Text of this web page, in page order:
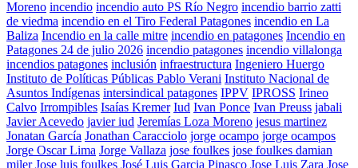
Moreno incendio incendio auto PS Río Negro incendio barrio zatti
de viedma incendio en el Tiro Federal Patagones incendio en La
Baliza Incendio en la calle mitre incendio en patagones Incendio en
Patagones 24 de julio 2026 incendio patagones incendio villalonga
incendios patagones inclusión infraestructura Ingeniero Huergo
Instituto de Políticas Públicas Pablo Verani Instituto Nacional de
Asuntos Indígenas intersindical patagones IPPV IPROSS Irineo
Calvo Irrompibles Isaías Kremer Iud Ivan Ponce Ivan Preuss jabali
Javier Acevedo javier iud Jeremías Loza Moreno jesus martinez
Jonatan García Jonathan Caracciolo jorge ocampo jorge ocampos
Jorge Oscar Lima Jorge Vallaza jose foulkes jose foulkes damian
miler Jose luis foulkes José Luis Garcia Pinasco Jose Luis Zara Jose